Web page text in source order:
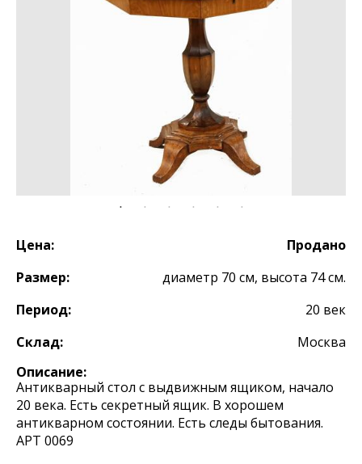
Цена:
Продано
Размер:
диаметр 70 см, высота 74 см.
Период:
20 век
Склад:
Москва
Описание:
Антикварный стол с выдвижным ящиком, начало
20 века. Есть секретный ящик. В хорошем
антикварном состоянии. Есть следы бытования.
АРТ 0069